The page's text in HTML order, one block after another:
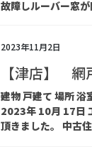
故障しルーバー窓
2023年11月2日
【津店】
建物 戸建て 場所 浴
2023年 10月 17日
頂きました。 中古